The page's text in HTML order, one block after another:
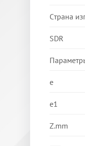
Страна
SDR
e
e1
Z.mm